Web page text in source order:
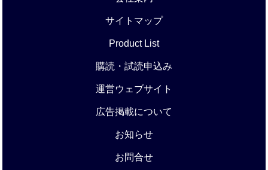
サイトマップ
Product List
購読・試読申込み
運営ウェブサイト
広告掲載について
お知らせ
お問合せ